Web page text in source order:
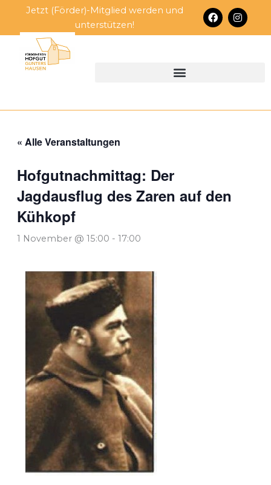
springen
Jetzt (Förder)-Mitglied werden und
unterstützen!
F
a
c
I
n
s
« Alle Veranstaltungen
Hofgutnachmittag: Der
Jagdausflug des Zaren auf den
Kühkopf
1 November @ 15:00 - 17:00